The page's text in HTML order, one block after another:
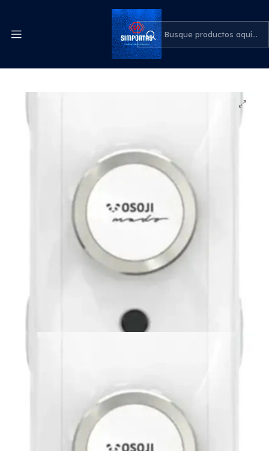
Despachos express a todo el país
Electrohogar y Tecnología
Robot Limpia Vidrios Osoji Spray Automatico Osoji
Mado Control Remoto App